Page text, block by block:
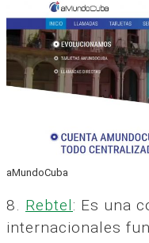
aMundoCuba
8. Rebtel: Es una
internacionales